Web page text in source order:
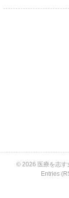
© 2026 医療を志
Entries